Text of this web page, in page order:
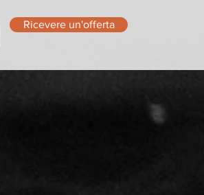
Ricevere un'offerta